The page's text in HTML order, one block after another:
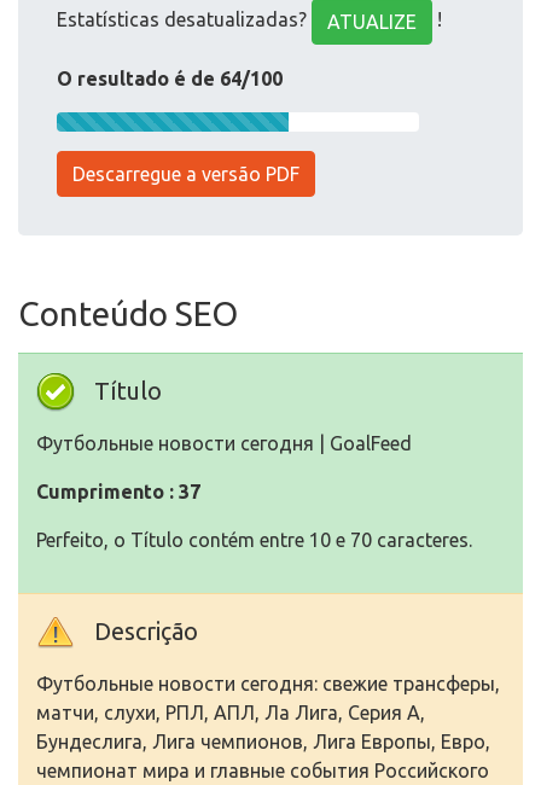
Estatísticas desatualizadas? ATUALIZE !
O resultado é de 64/100
Descarregue a versão PDF
Conteúdo SEO
Título
Футбольные новости сегодня | GoalFeed
Cumprimento : 37
Perfeito, o Título contém entre 10 e 70 caracteres.
Descrição
Футбольные новости сегодня: свежие трансферы,
матчи, слухи, РПЛ, АПЛ, Ла Лига, Серия А,
Бундеслига, Лига чемпионов, Лига Европы, Евро,
чемпионат мира и главные события Российского